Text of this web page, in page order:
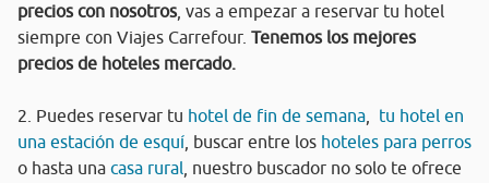
precios con nosotros, vas a empezar a reservar tu hotel
siempre con Viajes Carrefour. Tenemos los mejores
precios de hoteles mercado.
2. Puedes reservar tu hotel de fin de semana
tu hotel en
una estación de esquí , buscar entre los hoteles para perros
o hasta una casa rural , nuestro buscador no solo te ofrece